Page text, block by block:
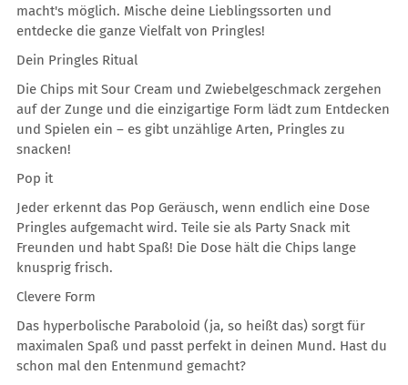
macht's möglich. Mische deine Lieblingssorten und
entdecke die ganze Vielfalt von Pringles!
Dein Pringles Ritual
Die Chips mit Sour Cream und Zwiebelgeschmack zergehen
auf der Zunge und die einzigartige Form lädt zum Entdecken
und Spielen ein – es gibt unzählige Arten, Pringles zu
snacken!
Pop it
Jeder erkennt das Pop Geräusch, wenn endlich eine Dose
Pringles aufgemacht wird. Teile sie als Party Snack mit
Freunden und habt Spaß! Die Dose hält die Chips lange
knusprig frisch.
Clevere Form
Das hyperbolische Paraboloid (ja, so heißt das) sorgt für
maximalen Spaß und passt perfekt in deinen Mund. Hast du
schon mal den Entenmund gemacht?